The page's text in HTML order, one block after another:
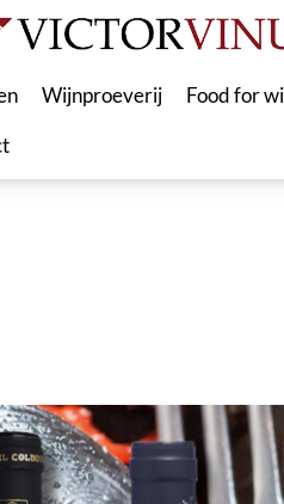
Wijnproeverij Food for